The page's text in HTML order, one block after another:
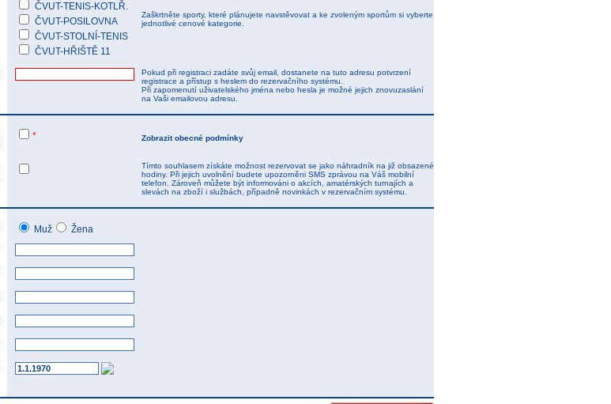
ČVUT-TENIS-KOTLŘ.
ČVUT-POSILOVNA
ČVUT-STOLNÍ-TENIS
ČVUT-HŘIŠTĚ 11
Zaškrtněte sporty, které plánujete navstěvovat a ke zvoleným sportům si vyberte
jednotlivé cenové kategorie.
Pokud při registraci zadáte svůj email, dostanete na tuto adresu potvrzení
registrace a přístup s heslem do rezervačního systému.
Při zapomenutí uživatelského jména nebo hesla je možné jejich znovuzaslání
na Vaši emailovou adresu.
* Zobrazit obecné podmínky
Tímto souhlasem získáte možnost rezervovat se jako náhradník na již obsazené
hodiny. Při jejich uvolnění budete upozorněni SMS zprávou na Váš mobilní
telefon. Zároveň můžete být informováni o akcích, amatérských turnajích a
slevách na zboží i službách, případně novinkách v rezervačním systému.
Muž
Žena